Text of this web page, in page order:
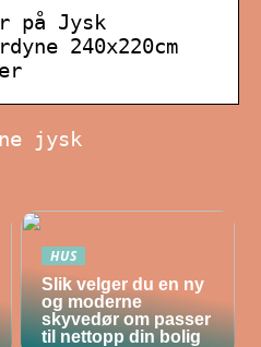
på Jysk
240x220cm
jysk
HUS
Slik velger du en ny
og moderne
skyvedør om passer
til nettopp din bolig